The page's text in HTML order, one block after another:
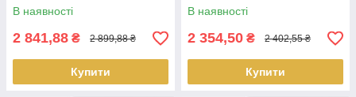
В наявності
2 841,88 ₴ 2 899,88 ₴
Купити
В наявності
2 354,50 ₴ 2 402,55 ₴
Купити